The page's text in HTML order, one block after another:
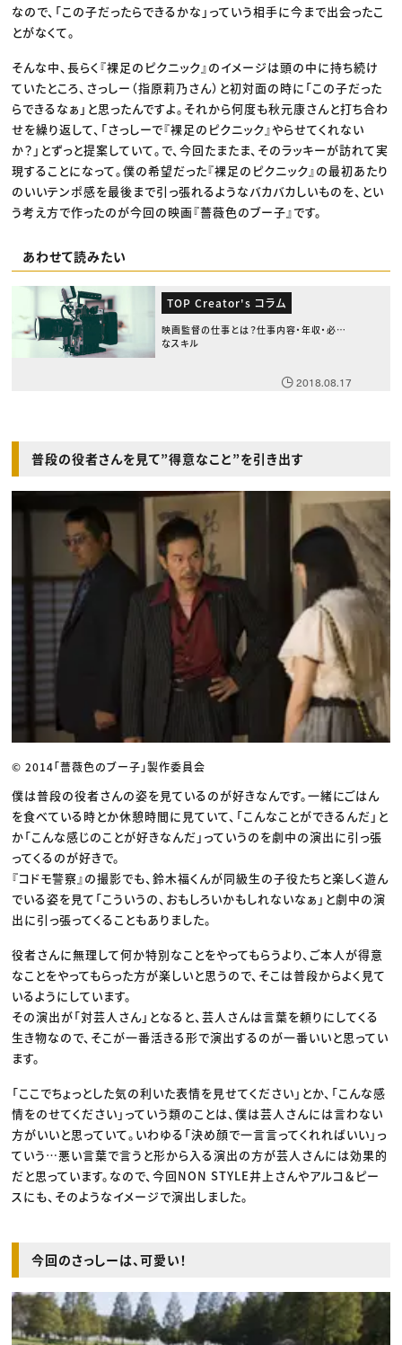
なので、「この子だったらできるかな」っていう相手に今まで出会ったこ
とがなくて。
そんな中、長らく『裸足のピクニック』のイメージは頭の中に持ち続け
ていたところ、さっしー（指原莉乃さん）と初対面の時に「この子だった
らできるなぁ」と思ったんですよ。それから何度も秋元康さんと打ち合わ
せを繰り返して、「さっしーで『裸足のピクニック』やらせてくれない
か？」とずっと提案していて。で、今回たまたま、そのラッキーが訪れて実
現することになって。僕の希望だった『裸足のピクニック』の最初あたり
のいいテンポ感を最後まで引っ張れるようなバカバカしいものを、とい
う考え方で作ったのが今回の映画『薔薇色のブー子』です。
あわせて読みたい
TOP Creator's コラム
映画監督の仕事とは？仕事内容・年収・必要
なスキル
2018.08.17
普段の役者さんを見て”得意なこと”を引き出す
© 2014「薔薇色のブー子」製作委員会
僕は普段の役者さんの姿を見ているのが好きなんです。一緒にごはん
を食べている時とか休憩時間に見ていて、「こんなことができるんだ」と
か「こんな感じのことが好きなんだ」っていうのを劇中の演出に引っ張
ってくるのが好きで。
『コドモ警察』の撮影でも、鈴木福くんが同級生の子役たちと楽しく遊ん
でいる姿を見て「こういうの、おもしろいかもしれないなぁ」と劇中の演
出に引っ張ってくることもありました。
役者さんに無理して何か特別なことをやってもらうより、ご本人が得意
なことをやってもらった方が楽しいと思うので、そこは普段からよく見て
いるようにしています。
その演出が「対芸人さん」となると、芸人さんは言葉を頼りにしてくる
生き物なので、そこが一番活きる形で演出するのが一番いいと思ってい
ます。
「ここでちょっとした気の利いた表情を見せてください」とか、「こんな感
情をのせてください」っていう類のことは、僕は芸人さんには言わない
方がいいと思っていて。いわゆる「決め顔で一言言ってくれればいい」っ
ていう…悪い言葉で言うと形から入る演出の方が芸人さんには効果的
だと思っています。なので、今回NON STYLE井上さんやアルコ＆ピー
スにも、そのようなイメージで演出しました。
今回のさっしーは、可愛い！